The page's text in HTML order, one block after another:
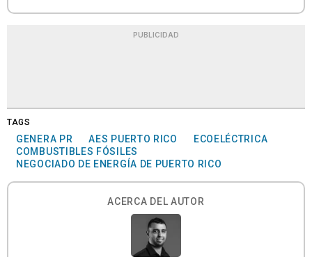
PUBLICIDAD
TAGS
GENERA PR AES PUERTO RICO
ECOELÉCTRICA
COMBUSTIBLES FÓSILES
NEGOCIADO DE ENERGÍA DE PUERTO RICO
ACERCA DEL AUTOR